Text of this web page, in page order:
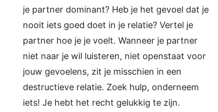
je partner dominant? Heb je het gevoel dat je
nooit iets goed doet in je relatie? Vertel je
partner hoe je je voelt. Wanneer je partner
niet naar je wil luisteren, niet openstaat voor
jouw gevoelens, zit je misschien in een
destructieve relatie. Zoek hulp, onderneem
iets! Je hebt het recht gelukkig te zijn.